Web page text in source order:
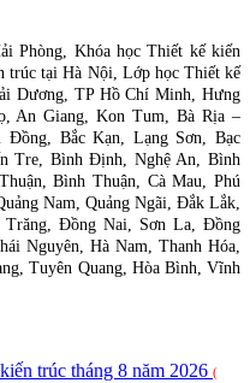
Phòng, Khóa học Thiết kế kiến
trúc tại Hà Nội, Lớp học Thiết kế
Dương, TP Hồ Chí Minh, Hưng
An Giang, Kon Tum, Bà Rịa –
Bắc Kạn, Lạng Sơn, Bạc
Tre, Bình Định, Nghệ An, Bình
Bình Thuận, Cà Mau, Phú
Nam, Quảng Ngãi, Đắk Lắk,
Đồng Nai, Sơn La, Đồng
Nguyên, Hà Nam, Thanh Hóa,
Tuyên Quang, Hòa Bình, Vĩnh
trúc tháng 8 năm 2026 (